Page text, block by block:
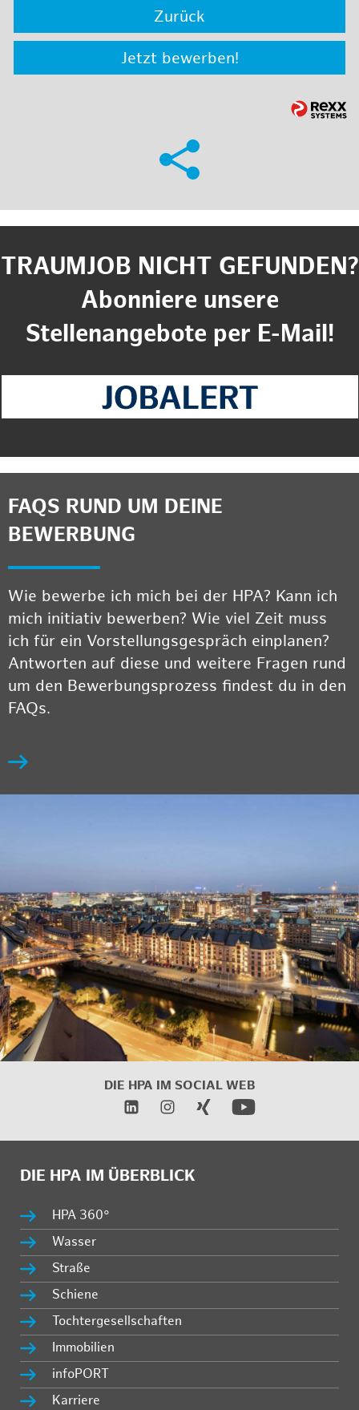
Zurück
Jetzt bewerben!
TRAUMJOB NICHT GEFUNDEN?
Abonniere unsere
Stellenangebote per E-Mail!
FAQS RUND UM DEINE
BEWERBUNG
Wie bewerbe ich mich bei der HPA? Kann ich
mich initiativ bewerben? Wie viel Zeit muss
ich für ein Vorstellungsgespräch einplanen?
Antworten auf diese und weitere Fragen rund
um den Bewerbungsprozess findest du in den
FAQs.
DIE HPA IM SOCIAL WEB
DIE HPA IM ÜBERBLICK
HPA 360°
Wasser
Straße
Schiene
Tochtergesellschaften
Immobilien
infoPORT
Karriere